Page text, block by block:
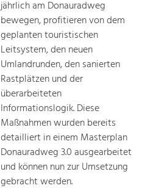
jährlich am Donauradweg
bewegen, profitieren von dem
geplanten touristischen
Leitsystem, den neuen
Umlandrunden, den sanierten
Rastplätzen und der
überarbeiteten
Informationslogik. Diese
Maßnahmen wurden bereits
detailliert in einem Masterplan
Donauradweg 3.0 ausgearbeitet
und können nun zur Umsetzung
gebracht werden.